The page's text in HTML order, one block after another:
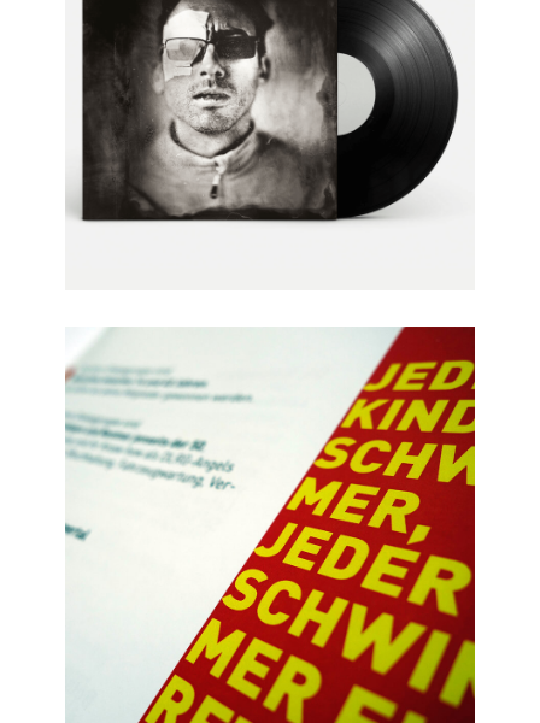
DLRG Proposal
Dortmund kunterbunt illustriert